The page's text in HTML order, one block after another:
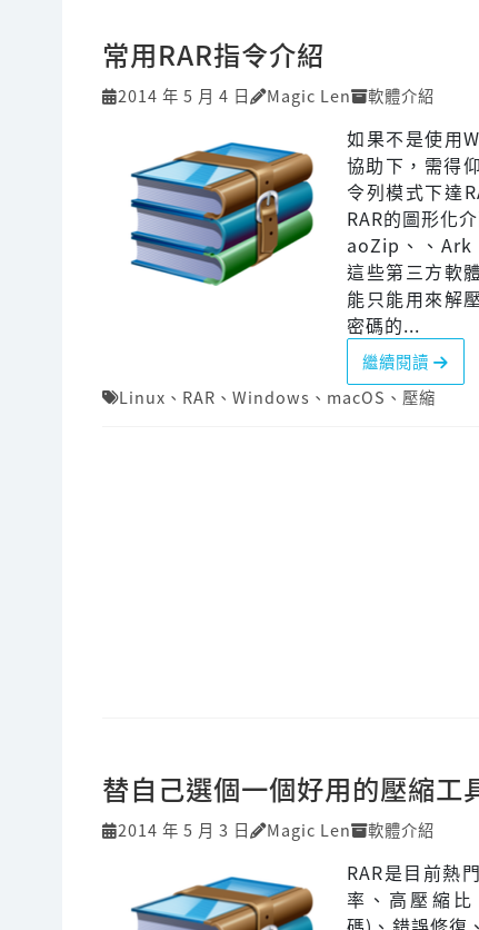
常用RAR指令介紹
2014 年 5 月 4 日 Magic Len 軟體介紹
如果不是使用
協助下，需得
令列模式下達
RAR的圖形化
aoZip、、
這些第三方軟
能只能用來解
密碼的...
繼續閱讀
Linux 、 RAR 、 Windows 、 macOS 、 壓縮
替自己選個一個好用的壓縮工
2014 年 5 月 3 日 Magic Len 軟體介紹
RAR是目前熱
率、高壓縮